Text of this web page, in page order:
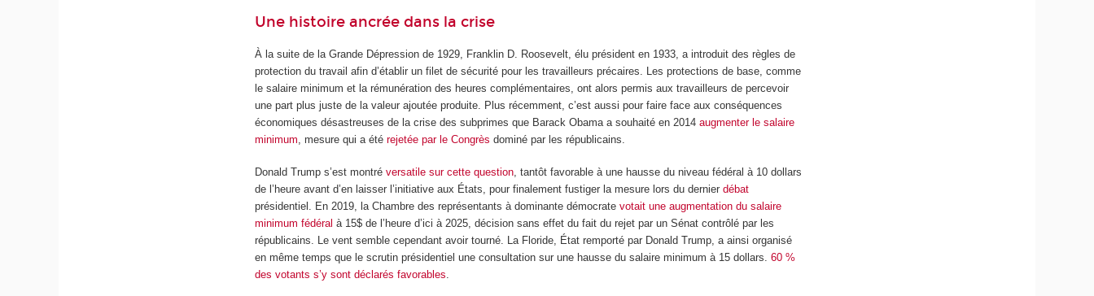
Une histoire ancrée dans la crise
À la suite de la Grande Dépression de 1929, Franklin D. Roosevelt, élu président en 1933, a introduit des règles de
protection du travail afin d’établir un filet de sécurité pour les travailleurs précaires. Les protections de base, comme
le salaire minimum et la rémunération des heures complémentaires, ont alors permis aux travailleurs de percevoir
une part plus juste de la valeur ajoutée produite. Plus récemment, c’est aussi pour faire face aux conséquences
économiques désastreuses de la crise des subprimes que Barack Obama a souhaité en 2014augmenter le salaire
minimum , mesure qui a étérejetée par le Congrès dominé par les républicains.
Donald Trump s’est montréversatile sur cette question, tantôt favorable à une hausse du niveau fédéral à 10 dollars
de l’heure avant d’en laisser l’initiative aux États, pour finalement fustiger la mesure lors du dernierdébat
présidentiel. En 2019, la Chambre des représentants à dominante démocratevotait une augmentation du salaire
minimum fédéral à 15$ de l’heure d’ici à 2025, décision sans effet du fait du rejet par un Sénat contrôlé par les
républicains. Le vent semble cependant avoir tourné. La Floride, État remporté par Donald Trump, a ainsi organisé
en même temps que le scrutin présidentiel une consultation sur une hausse du salaire minimum à 15 dollars.60 %
des votants s’y sont déclarés favorables.